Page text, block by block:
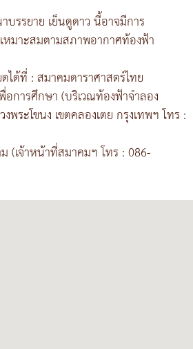
บรรยาย เย็นดูดาว นี้อาจมีการ
หมาะสมตามสภาพอากาศท้องฟ้า
ได้ที่ : สมาคมดาราศาสตร์ไทย
การศึกษา (บริเวณท้องฟ้าจำลอง
ระโขนง เขตคลองเตย กรุงเทพฯ โทร :
เจ้าหน้าที่สมาคมฯ โทร : 086-